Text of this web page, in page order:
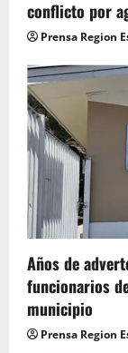
conflicto por
Prensa Region
Años de
funcionarios
municipio
Prensa Region